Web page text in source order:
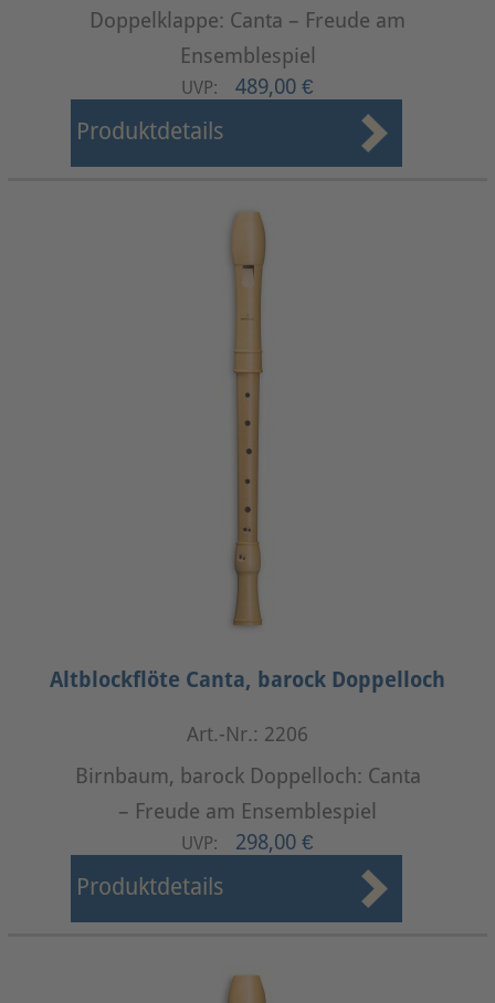
Doppelklappe: Canta – Freude am
Ensemblespiel
UVP: 489,00 €
Produktdetails
Altblockflöte Canta, barock Doppelloch
Art.-Nr.: 2206
Birnbaum, barock Doppelloch: Canta
– Freude am Ensemblespiel
UVP: 298,00 €
Produktdetails